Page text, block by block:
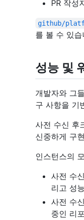
PR 작성
github/
를 볼 수 있습
성능 및
개발자와 그
구 사항을 기
사전 수신 후
신중하게 구
인스턴스의
사전 수
리고 성
사전 수
중인 리